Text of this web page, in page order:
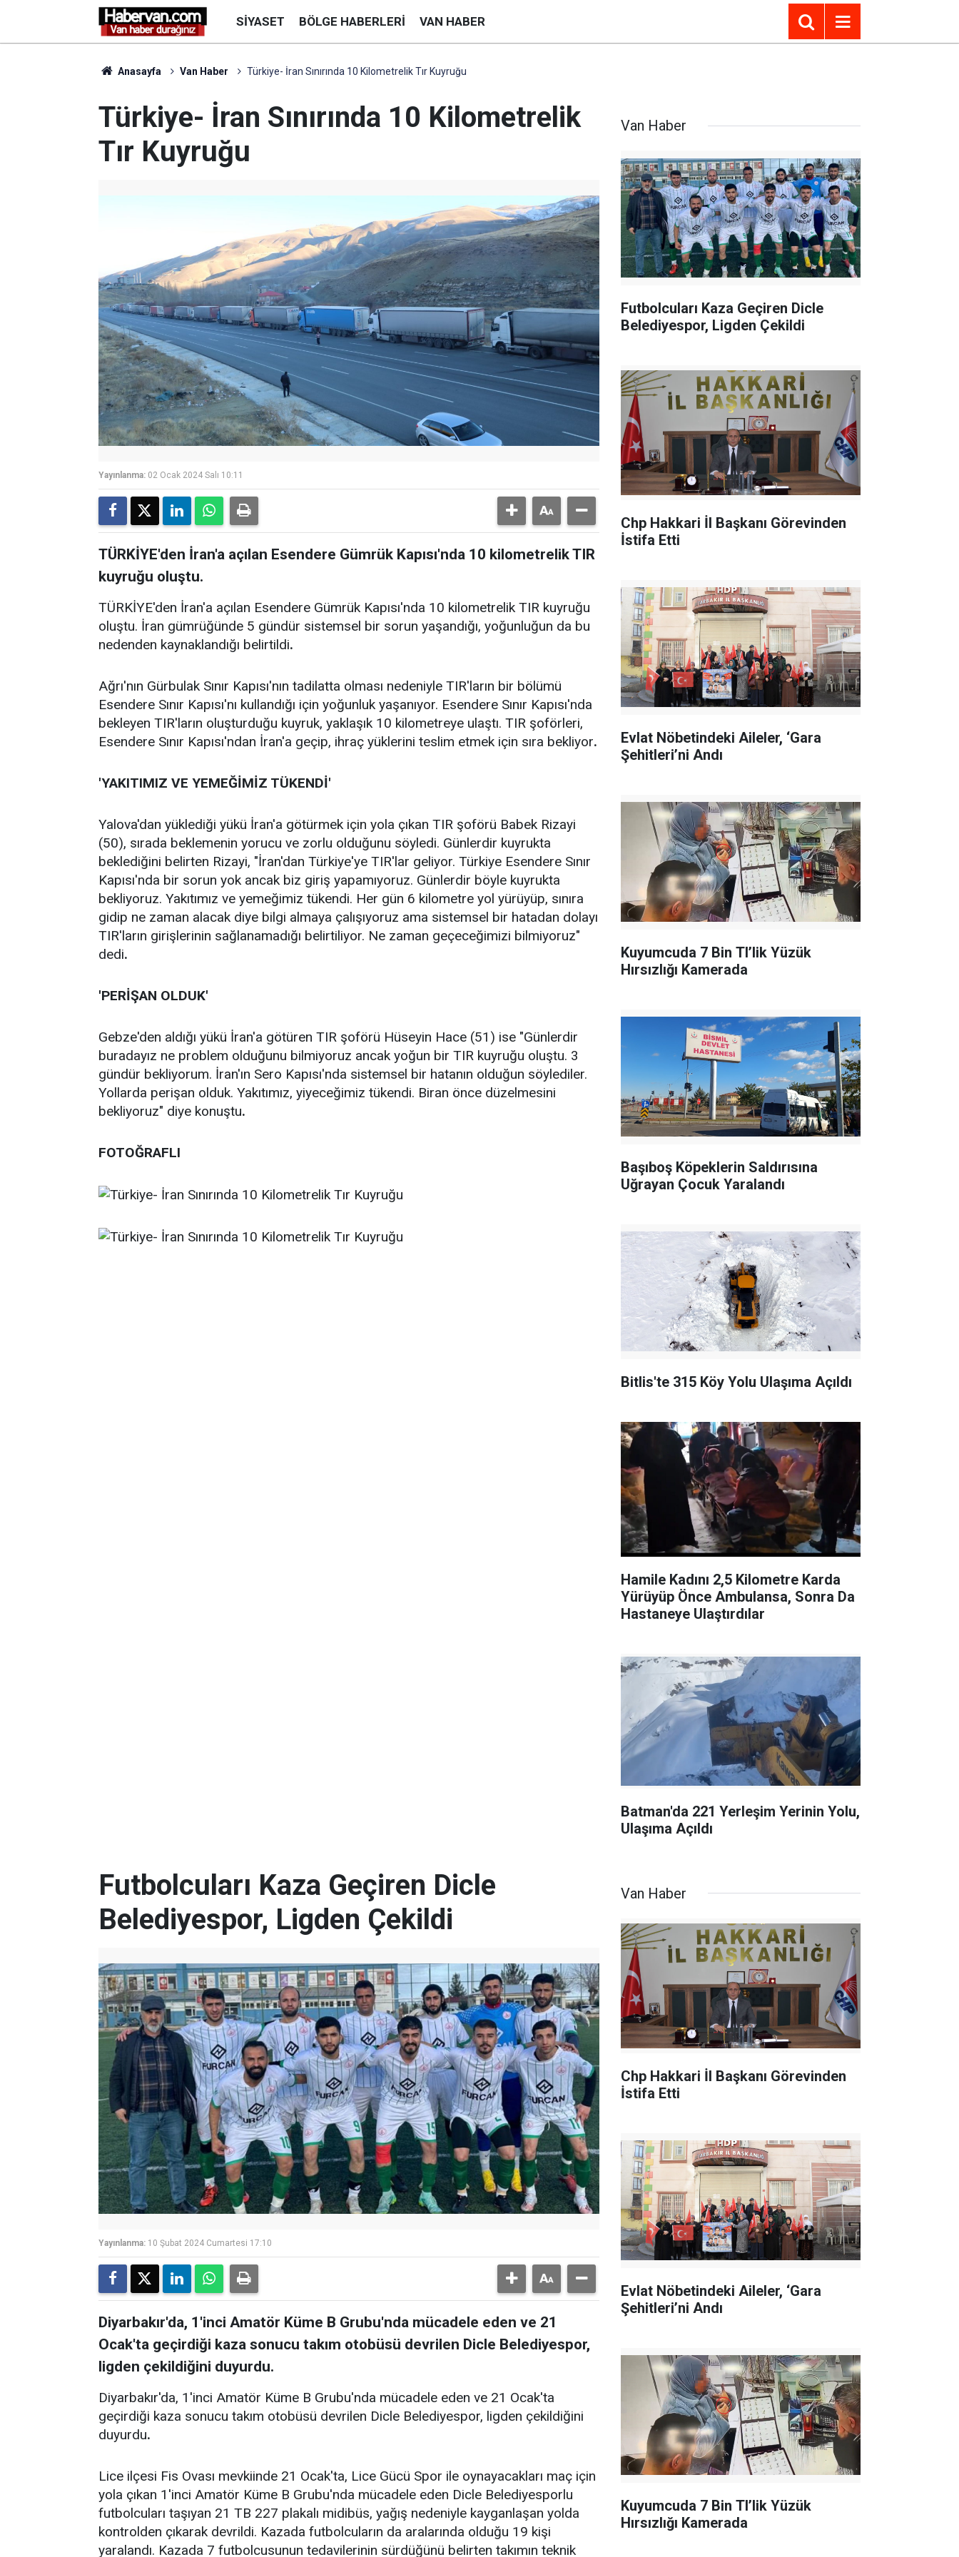
SIYASET BÖLGE HABERLERI VAN HABER
Anasayfa Van Haber Türkiye- İran Sınırında 10 Kilometrelik Tır Kuyruğu
Türkiye- İran Sınırında 10 Kilometrelik
Tır Kuyruğu
Yayınlanma: 02 Ocak 2024 Salı 10:11
TÜRKİYE'den İran'a açılan Esendere Gümrük Kapısı'nda 10 kilometrelik TIR
kuyruğu oluştu.
TÜRKİYE'den İran'a açılan Esendere Gümrük Kapısı'nda 10 kilometrelik TIR kuyruğu
oluştu. İran gümrüğünde 5 gündür sistemsel bir sorun yaşandığı, yoğunluğun da bu
nedenden kaynaklandığı belirtildi.
Ağrı'nın Gürbulak Sınır Kapısı'nın tadilatta olması nedeniyle TIR'ların bir bölümü
Esendere Sınır Kapısı'nı kullandığı için yoğunluk yaşanıyor. Esendere Sınır Kapısı'nda
bekleyen TIR'ların oluşturduğu kuyruk, yaklaşık 10 kilometreye ulaştı. TIR şoförleri,
Esendere Sınır Kapısı'ndan İran'a geçip, ihraç yüklerini teslim etmek için sıra bekliyor.
'YAKITIMIZ VE YEMEĞİMİZ TÜKENDİ'
Yalova'dan yüklediği yükü İran'a götürmek için yola çıkan TIR şoförü Babek Rizayi
(50), sırada beklemenin yorucu ve zorlu olduğunu söyledi. Günlerdir kuyrukta
beklediğini belirten Rizayi, "İran'dan Türkiye'ye TIR'lar geliyor. Türkiye Esendere Sınır
Kapısı'nda bir sorun yok ancak biz giriş yapamıyoruz. Günlerdir böyle kuyrukta
bekliyoruz. Yakıtımız ve yemeğimiz tükendi. Her gün 6 kilometre yol yürüyüp, sınıra
gidip ne zaman alacak diye bilgi almaya çalışıyoruz ama sistemsel bir hatadan dolayı
TIR'ların girişlerinin sağlanamadığı belirtiliyor. Ne zaman geçeceğimizi bilmiyoruz"
dedi.
'PERİŞAN OLDUK'
Gebze'den aldığı yükü İran'a götüren TIR şoförü Hüseyin Hace (51) ise "Günlerdir
buradayız ne problem olduğunu bilmiyoruz ancak yoğun bir TIR kuyruğu oluştu. 3
gündür bekliyorum. İran'ın Sero Kapısı'nda sistemsel bir hatanın olduğun söylediler.
Yollarda perişan olduk. Yakıtımız, yiyeceğimiz tükendi. Biran önce düzelmesini
bekliyoruz" diye konuştu.
FOTOĞRAFLI
Van Haber
Futbolcuları Kaza Geçiren Dicle
Belediyespor, Ligden Çekildi
Chp Hakkari İl Başkanı Görevinden
İstifa Etti
Evlat Nöbetindeki Aileler, ‘Gara
Şehitleri’ni Andı
Kuyumcuda 7 Bin Tl’lik Yüzük
Hırsızlığı Kamerada
Başıboş Köpeklerin Saldırısına
Uğrayan Çocuk Yaralandı
Bitlis'te 315 Köy Yolu Ulaşıma Açıldı
Hamile Kadını 2,5 Kilometre Karda
Yürüyüp Önce Ambulansa, Sonra Da
Hastaneye Ulaştırdılar
Batman'da 221 Yerleşim Yerinin Yolu,
Ulaşıma Açıldı
Futbolcuları Kaza Geçiren Dicle
Belediyespor, Ligden Çekildi
Yayınlanma: 10 Şubat 2024 Cumartesi 17:10
Diyarbakır'da, 1'inci Amatör Küme B Grubu'nda mücadele eden ve 21
Ocak'ta geçirdiği kaza sonucu takım otobüsü devrilen Dicle Belediyespor,
ligden çekildiğini duyurdu.
Diyarbakır'da, 1'inci Amatör Küme B Grubu'nda mücadele eden ve 21 Ocak'ta
geçirdiği kaza sonucu takım otobüsü devrilen Dicle Belediyespor, ligden çekildiğini
duyurdu.
Lice ilçesi Fis Ovası mevkiinde 21 Ocak'ta, Lice Gücü Spor ile oynayacakları maç için
yola çıkan 1'inci Amatör Küme B Grubu'nda mücadele eden Dicle Belediyesporlu
futbolcuları taşıyan 21 TB 227 plakalı midibüs, yağış nedeniyle kayganlaşan yolda
kontrolden çıkarak devrildi. Kazada futbolcuların da aralarında olduğu 19 kişi
yaralandı. Kazada 7 futbolcusunun tedavilerinin sürdüğünü belirten takımın teknik
Van Haber
Chp Hakkari İl Başkanı Görevinden
İstifa Etti
Evlat Nöbetindeki Aileler, ‘Gara
Şehitleri’ni Andı
Kuyumcuda 7 Bin Tl’lik Yüzük
Hırsızlığı Kamerada